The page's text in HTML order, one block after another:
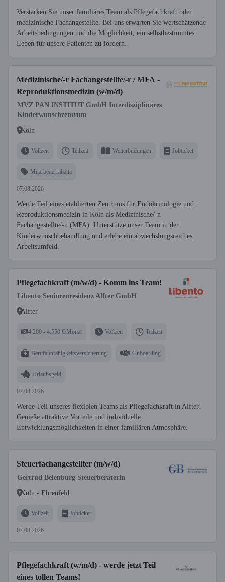
Verstärken Sie unser familiäres Team als Pflegefachkraft oder
medizinische Fachangestellte. Bei uns erwarten Sie wertschätzende
Arbeitsbedingungen und die Möglichkeit, ein selbstbestimmtes
Leben für unsere Patienten zu fördern.
Medizinische/-r Fachangestellte/-r / MFA -
Reproduktionsmedizin (w/m/d)
MVZ PAN INSTITUT GmbH Interdisziplinäres
Kinderwunschzentrum
Köln
Vollzeit Teilzeit Weiterbildungen Jobticket
Mitarbeiterrabatte
07.08.2026
Werde Teil eines etablierten Zentrums für Endokrinologie und
Reproduktionsmedizin in Köln als Medizinische/-n
Fachangestellte/-n (MFA). Unterstütze unser Team in der
Kinderwunschbehandlung und erlebe ein abwechslungsreiches
Arbeitsumfeld.
Pflegefachkraft (m/w/d) - Komm ins Team!
Libento Seniorenresidenz Alfter GmbH
Alfter
4.200 - 4.550 €/Monat Vollzeit Teilzeit
Berufsunfähigkeitsversicherung Onboarding
Urlaubsgeld
07.08.2026
Werde Teil unseres flexiblen Teams als Pflegefachkraft in Alfter!
Genieße attraktive Vorteile und individuelle
Entwicklungsmöglichkeiten in einer familiären Atmosphäre.
Steuerfachangestellter (m/w/d)
Gertrud Beienburg Steuerberaterin
Köln - Ehrenfeld
Vollzeit Jobticket
07.08.2026
Pflegefachkraft (w/m/d) - werde jetzt Teil
eines tollen Teams!